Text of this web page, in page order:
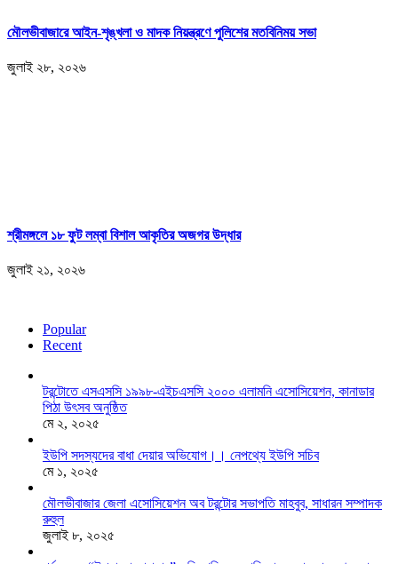
মৌলভীবাজারে আইন-শৃঙ্খলা ও মাদক নিয়ন্ত্রণে পুলিশের মতবিনিময় সভা
জুলাই ২৮, ২০২৬
শ্রীমঙ্গলে ১৮ ফুট লম্বা বিশাল আকৃতির অজগর উদ্ধার
জুলাই ২১, ২০২৬
Popular
Recent
টরন্টোতে এসএসসি ১৯৯৮-এইচএসসি ২০০০ এলামনি এসোসিয়েশন, কানাডার
পিঠা উৎসব অনুষ্ঠিত
মে ২, ২০২৫
ইউপি সদস্যদের বাধা দেয়ার অভিযোগ।। নেপথ্যে ইউপি সচিব
মে ১, ২০২৫
মৌলভীবাজার জেলা এসোসিয়েশন অব টরন্টোর সভাপতি মাহবুব, সাধারন সম্পাদক
রুহুল
জুলাই ৮, ২০২৫